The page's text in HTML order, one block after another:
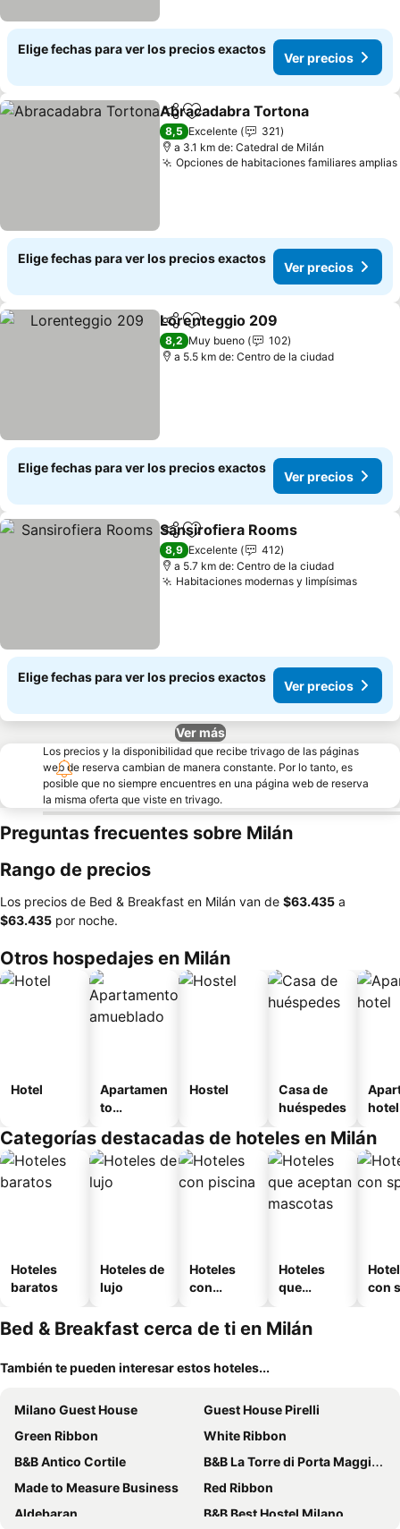
Elige fechas para ver los precios exactos
Ver precios
CompartirAgregar a favoritos
Abracadabra Tortona
8,5 Excelente
321
a 3.1 km de: Catedral de Milán
Opciones de habitaciones familiares amplias
Elige fechas para ver los precios exactos
Ver precios
CompartirAgregar a favoritos
Lorenteggio 209
8,2 Muy bueno
102
a 5.5 km de: Centro de la ciudad
Elige fechas para ver los precios exactos
Ver precios
CompartirAgregar a favoritos
Sansirofiera Rooms
8,9 Excelente
412
a 5.7 km de: Centro de la ciudad
Habitaciones modernas y limpísimasVer
Elige fechas para ver los precios exactos
Ver precios
Ver más
Los precios y la disponibilidad que recibe trivago de las páginas
web de reserva cambian de manera constante. Por lo tanto, es
posible que no siempre encuentres en una página web de reserva
la misma oferta que viste en trivago.
Preguntas frecuentes sobre Milán
Rango de precios
Los precios de Bed & Breakfast en Milán van de ‎$63.435 a
‎$63.435 por noche.
Otros hospedajes en Milán
Hotel
Apartamen
to
o
Hostel
Casa de
huéspedes
hotel
Categorías destacadas de hoteles en Milán
Hoteles
baratos
Hoteles de
lujo
Hoteles
con
Hoteles
que
mascotas
con
Bed & Breakfast cerca de ti en Milán
También te pueden interesar estos hoteles...
Milano Guest House
Guest House Pirelli
Green Ribbon
White Ribbon
B&B Antico Cortile
B&B La Torre di Porta Maggiore
Made to Measure Business
Red Ribbon
Aldebaran
B&B Best Hostel Milano